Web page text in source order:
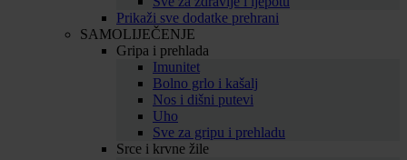
Prikaži sve dodatke prehrani
SAMOLIJEČENJE
Gripa i prehlada
Imunitet
Bolno grlo i kašalj
Nos i dišni putevi
Uho
Sve za gripu i prehladu
Srce i krvne žile